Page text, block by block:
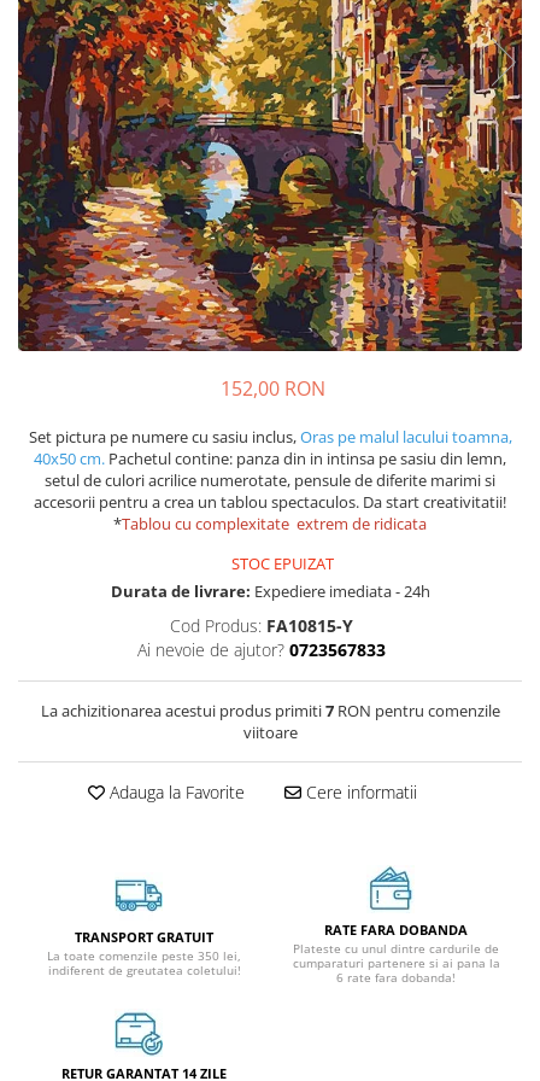
152,00 RON
Set pictura pe numere cu sasiu inclus,Oras pe malul lacului toamna,
40x50 cm. Pachetul contine: panza din in intinsa pe sasiu din lemn,
setul de culori acrilice numerotate, pensule de diferite marimi si
accesorii pentru a crea un tablou spectaculos. Da start creativitatii!
*Tablou cu complexitate extrem de ridicata
STOC EPUIZAT
Durata de livrare: Expediere imediata - 24h
Cod Produs: FA10815-Y
Ai nevoie de ajutor? 0723567833
La achizitionarea acestui produs primiti7RON pentru comenzile
viitoare
Adauga la Favorite Cere informatii
TRANSPORT GRATUIT
La toate comenzile peste 350 lei,
indiferent de greutatea coletului!
RATE FARA DOBANDA
Plateste cu unul dintre cardurile de
cumparaturi partenere si ai pana la
6 rate fara dobanda!
RETUR GARANTAT 14 ZILE